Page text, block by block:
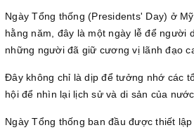
Ngày Tổng thống (Presidents' Day) ở
hằng năm, đây là một ngày lễ để người
những người đã giữ cương vị lãnh đạo
Đây không chỉ là dịp để tưởng nhớ các
hội để nhìn lại lịch sử và di sản của
Ngày Tổng thống ban đầu được thiết